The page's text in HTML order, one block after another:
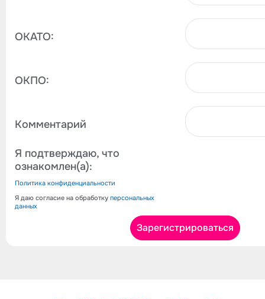
ОКАТО:
ОКПО:
Комментарий
Я подтверждаю, что
ознакомлен(а):
Политика конфиденциальности
Я даю согласие на обработку персональных
данных